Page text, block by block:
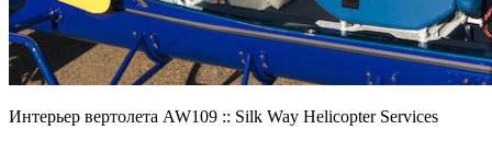
Интерьер вертолета AW109 :: Silk Way Helicopter Services